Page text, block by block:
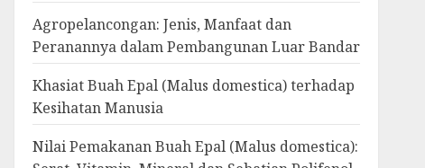
Agropelancongan: Jenis, Manfaat dan
Peranannya dalam Pembangunan Luar Bandar
Khasiat Buah Epal (Malus domestica) terhadap
Kesihatan Manusia
Nilai Pemakanan Buah Epal (Malus domestica):